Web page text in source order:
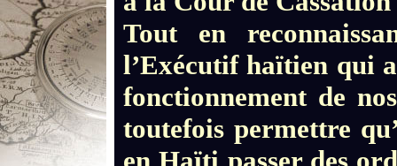
Tout en
l’Exécutif haïtien qui
fonctionnement de
toutefois permettre